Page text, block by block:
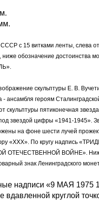
СССР с 15 витками ленты, слева
обозначение достоинства
скульптуры Е. В.
- ансамбля героям
скульптуры пятиконечная
звездой цифры «1941-1945».
на фоне шести лучей
«XXX». По кругу надпись
ОТЕЧЕСТВЕННОЙ ВОЙНЕ».
знак Ленинградского
надписи «9 МАЯ 1975
вдавленной круглой